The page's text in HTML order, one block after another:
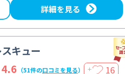
詳細を見る
キュー
4.6 （51件の口コミを見る） ＋ 16